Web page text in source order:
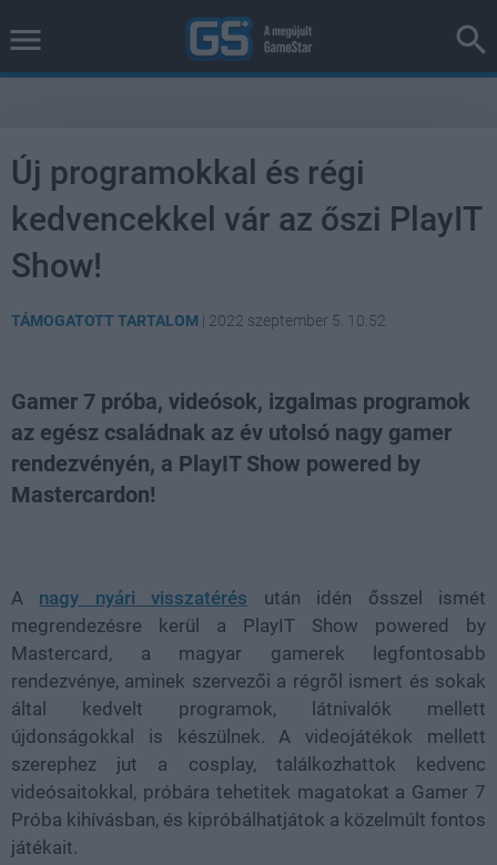
Új programokkal és régi
kedvencekkel vár az őszi PlayIT
Show!
TÁMOGATOTT TARTALOM | 2022 szeptember 5. 10:52
Gamer 7 próba, videósok, izgalmas programok
az egész családnak az év utolsó nagy gamer
rendezvényén, a PlayIT Show powered by
Mastercardon!
A nagy nyári visszatérés után idén ősszel ismét
megrendezésre kerül a PlayIT Show powered by
Mastercard, a magyar gamerek legfontosabb
rendezvénye, aminek szervezői a régről ismert és sokak
által kedvelt programok, látnivalók mellett
újdonságokkal is készülnek. A videojátékok mellett
szerephez jut a cosplay, találkozhattok kedvenc
videósaitokkal, próbára tehetitek magatokat a Gamer 7
Próba kihívásban, és kipróbálhatjátok a közelmúlt fontos
játékait.